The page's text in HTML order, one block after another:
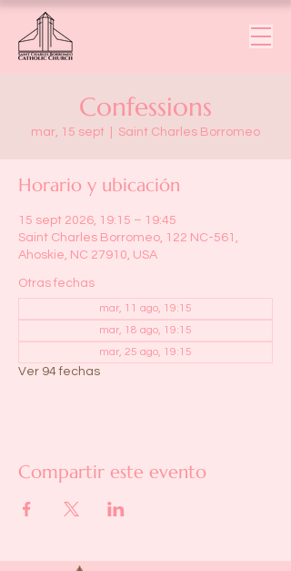
Confessions
mar, 15 sept Saint Charles Borromeo
Horario y ubicación
15 sept 2026, 19:15 – 19:45
Saint Charles Borromeo, 122 NC-561,
Ahoskie, NC 27910, USA
Otras fechas
mar, 11 ago, 19:15
mar, 18 ago, 19:15
mar, 25 ago, 19:15
Ver 94 fechas
Compartir este evento